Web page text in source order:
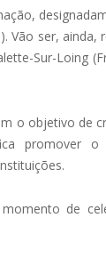
Vão ser,
Sur-Loing
o objetivo de
promover
de